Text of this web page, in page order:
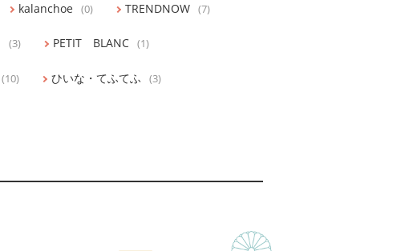
kalanchoe (0) TRENDNOW (7)
(3) PETIT BLANC (1)
(10) ひいな・てふてふ (3)